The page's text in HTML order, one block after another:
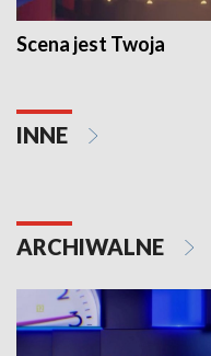
Scena jest Twoja
INNE
ARCHIWALNE